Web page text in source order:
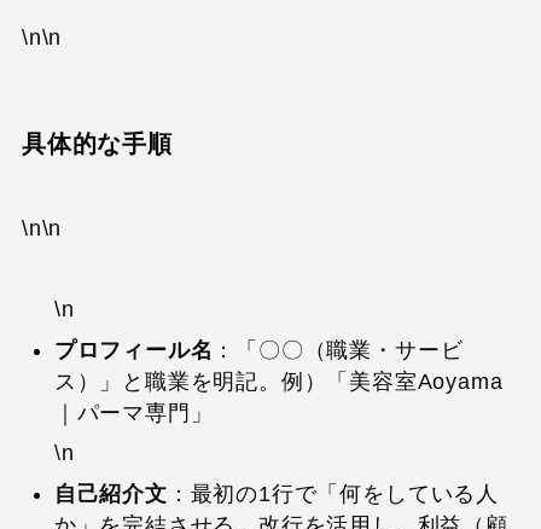
\n\n
具体的な手順
\n\n
\n
プロフィール名 ：「〇〇（職業・サービ
ス）」と職業を明記。例）「美容室Aoyama
｜パーマ専門」
\n
自己紹介文 ：最初の1行で「何をしている人